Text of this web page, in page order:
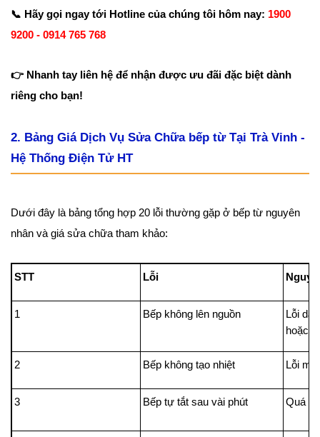
📞 Hãy gọi ngay tới Hotline của chúng tôi hôm nay: 1900
9200 - 0914 765 768
👉 Nhanh tay liên hệ để nhận được ưu đãi đặc biệt dành
riêng cho bạn!
2. Bảng Giá Dịch Vụ Sửa Chữa bếp từ Tại Trà Vinh -
Hệ Thống Điện Tử HT
Dưới đây là bảng tổng hợp 20 lỗi thường gặp ở bếp từ nguyên
nhân và giá sửa chữa tham khảo:
STT Lỗi
1 Bếp không lên nguồn
Lỗi
hoặc
2 Bếp không tạo nhiệt Lỗi
3 Bếp tự tắt sau vài phút Quá